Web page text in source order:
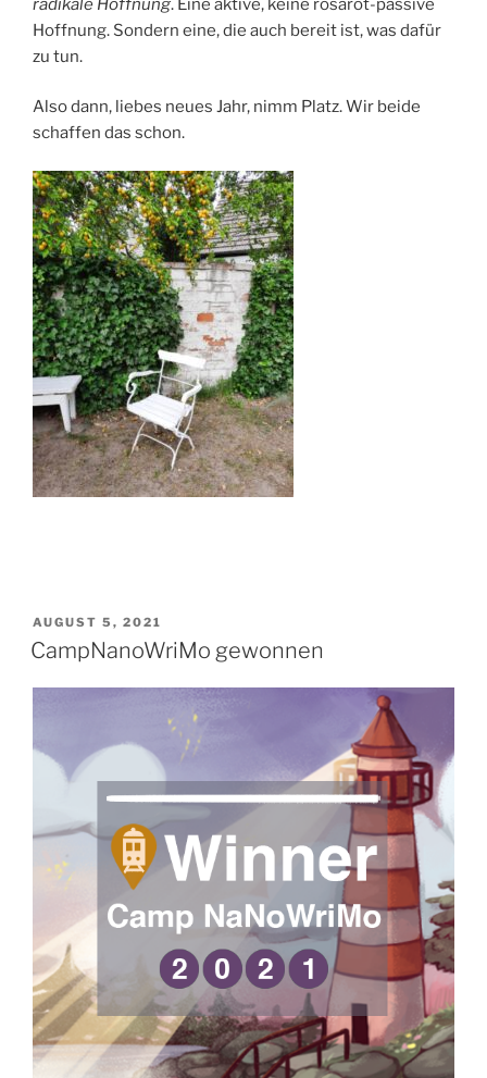
radikale Hoffnung. Eine aktive, keine rosarot-passive
Hoffnung. Sondern eine, die auch bereit ist, was dafür
zu tun.
Also dann, liebes neues Jahr, nimm Platz. Wir beide
schaffen das schon.
VERÖFFENTLICHT
AM
AUGUST 5, 2021
CampNanoWriMo gewonnen